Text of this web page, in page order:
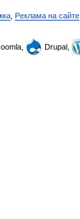
Реклама на сайте
Drupal,